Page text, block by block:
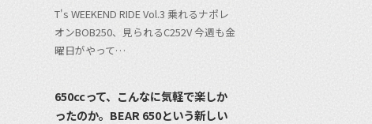
T's WEEKEND RIDE Vol.3 乗れるナポレ
オンBOB250、見られるC252V 今週も金
曜日がやって…
650ccって、こんなに気軽で楽しか
ったのか。BEAR 650という新しい